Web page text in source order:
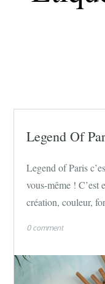
Legend Of
Legend of Paris
vous-même ! C’est
création, couleur,
0 comment